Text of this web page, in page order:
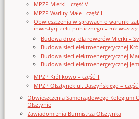
MPZP Mierki - część V
MPZP Warlity Małe - część I
Obwieszczenia w sprawach o warunki
inwestycji celu publicznego – rok
Budowa drogi dla rowerów Mierki –
Budowa sieci elektroenergetycznej
Budowa sieci elektroenergetycznej
Budowa sieci elektroenergetycznej
MPZP Królikowo – część II
MPZP Olsztynek ul. Daszyńskiego – część
Obwieszczenia Samorządowego Kolegium
Olsztynie
Zawiadomienia Burmistrza Olsztynka